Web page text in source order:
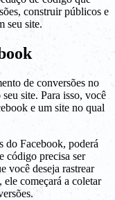
construir públicos e
seu site.
de conversões no
site. Para isso, você
e um site no qual
do Facebook, poderá
código precisa ser
você deseja rastrear
começará a coletar